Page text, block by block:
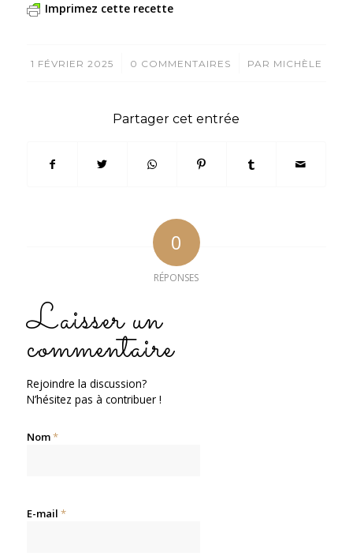
Imprimez cette recette
1 FÉVRIER 2025
/ 0 COMMENTAIRES
/ PAR MICHÈLE
Partager cet entrée
0
RÉPONSES
Laisser un
commentaire
Rejoindre la discussion?
N’hésitez pas à contribuer !
Nom*
E-mail *